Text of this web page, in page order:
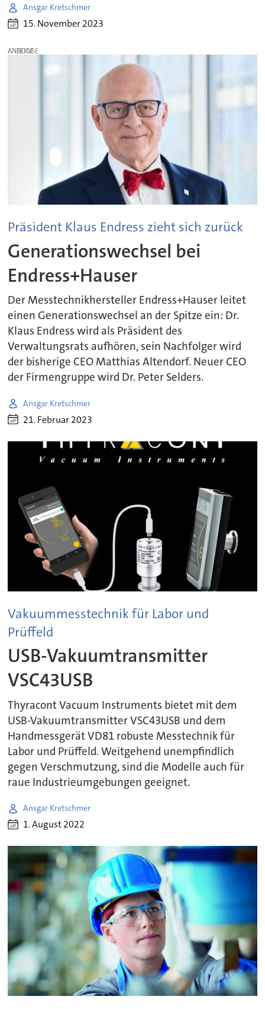
Ansgar Kretschmer
15. November 2023
ANZEIGE
Präsident Klaus Endress zieht sich zurück
Generationswechsel bei
Endress+Hauser
Der Messtechnikhersteller Endress+Hauser leitet
einen Generationswechsel an der Spitze ein: Dr.
Klaus Endress wird als Präsident des
Verwaltungsrats aufhören, sein Nachfolger wird
der bisherige CEO Matthias Altendorf. Neuer CEO
der Firmengruppe wird Dr. Peter Selders.
Ansgar Kretschmer
21. Februar 2023
Vakuummesstechnik für Labor und
Prüffeld
USB-Vakuumtransmitter
VSC43USB
Thyracont Vacuum Instruments bietet mit dem
USB-Vakuumtransmitter VSC43USB und dem
Handmessgerät VD81 robuste Messtechnik für
Labor und Prüffeld. Weitgehend unempfindlich
gegen Verschmutzung, sind die Modelle auch für
raue Industrieumgebungen geeignet.
Ansgar Kretschmer
1. August 2022